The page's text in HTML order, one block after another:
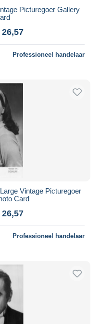
Picturegoer Gallery
Professioneel handelaar
Vintage Picturegoer
Card
Professioneel handelaar